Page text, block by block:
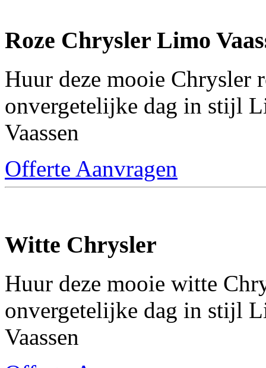
Roze Chrysler Limo
Huur deze mooie Chrysler
onvergetelijke dag in stijl
Vaassen
Offerte Aanvragen
Witte Chrysler
Huur deze mooie witte
onvergetelijke dag in stijl
Vaassen